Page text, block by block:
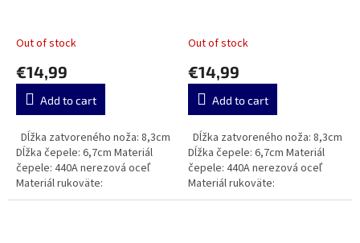
Out of stock
€14,99
Add to cart
Dĺžka zatvoreného noža: 8,3cm
Dĺžka čepele: 6,7cm Materiál
čepele: 440A nerezová oceľ
Materiál rukoväte:
Out of stock
€14,99
Add to cart
Dĺžka zatvoreného noža: 8,3cm
Dĺžka čepele: 6,7cm Materiál
čepele: 440A nerezová oceľ
Materiál rukoväte: